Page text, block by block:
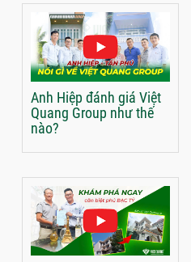
Anh Hiệp đánh giá Việt
Quang Group như thế
nào?